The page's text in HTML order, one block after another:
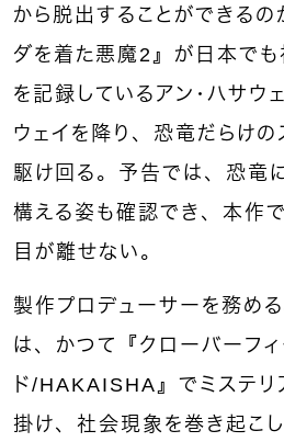
から脱出することができる
ダを着た悪魔2』が日本でも
を記録しているアン・ハサウ
ウェイを降り、恐竜だらけの
駆け回る。予告では、恐竜
構える姿も確認でき、本作
目が離せない。
製作プロデューサーを務め
は、かつて『クローバーフ
ド/HAKAISHA』でミステ
掛け、社会現象を巻き起こ